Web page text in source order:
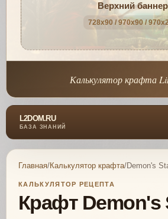
Верхний баннер
728x90 / 970x90 /
Калькулятор крафта
L2DOM.RU
БАЗА ЗНАНИЙ
Главная/Калькулятор крафта/Demon's
КАЛЬКУЛЯТОР РЕЦЕПТА
Крафт Demon's